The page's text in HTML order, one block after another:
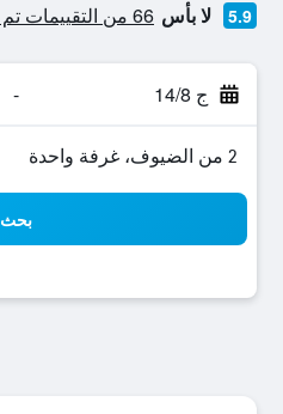
5.9 لا بأس 66 من التقييمات تم التحقق منها
ج 14/8 -
2 من الضيوف، غرفة واحدة
بحث